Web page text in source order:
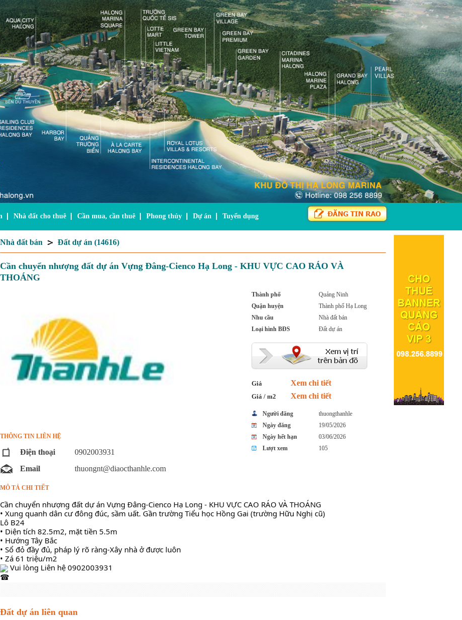
Nhà đất cho thuê Cần mua, cần thuê Phong thủy Dự án Tuyển dụng
Nhà đất bán Đất dự án (14616)
Cần chuyển nhượng đất dự án Vựng Đâng-Cienco Hạ Long - KHU VỰC CAO RÁO VÀ
THOÁNG
THÔNG TIN LIÊN HỆ
Điện thoại
0902003931
Email
thuongnt@diaocthanhle.com
Thành phố
Quảng Ninh
Quận huyện
Thành phố Hạ Long
Nhu cầu
Nhà đất bán
Loại hình BĐS
Đất dự án
Giá Xem chi tiết
Giá / m2 Xem chi tiết
Người đăng
thuongthanhle
Ngày đăng
19/05/2026
Ngày hết hạn
03/06/2026
Lượt xem
105
MÔ TẢ CHI TIẾT
Cần chuyển nhượng đất dự án Vựng Đâng-Cienco Hạ Long - KHU VỰC CAO RÁO VÀ THOÁNG
• Xung quanh dân cư đông đúc, sầm uất. Gần trường Tiểu học Hồng Gai (trường Hữu Nghị cũ)
Lô B24
• Diện tích 82.5m2, mặt tiền 5.5m
• Hướng Tây Bắc
• Sổ đỏ đầy đủ, pháp lý rõ ràng-Xây nhà ở được luôn
• Zá 61 triệu/m2
Vui lòng Liên hệ 0902003931
Đất dự án liên quan